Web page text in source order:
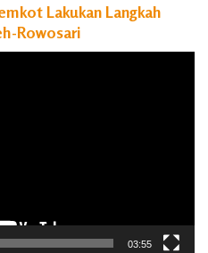
Lakukan Langkah
Rowosari
03:55